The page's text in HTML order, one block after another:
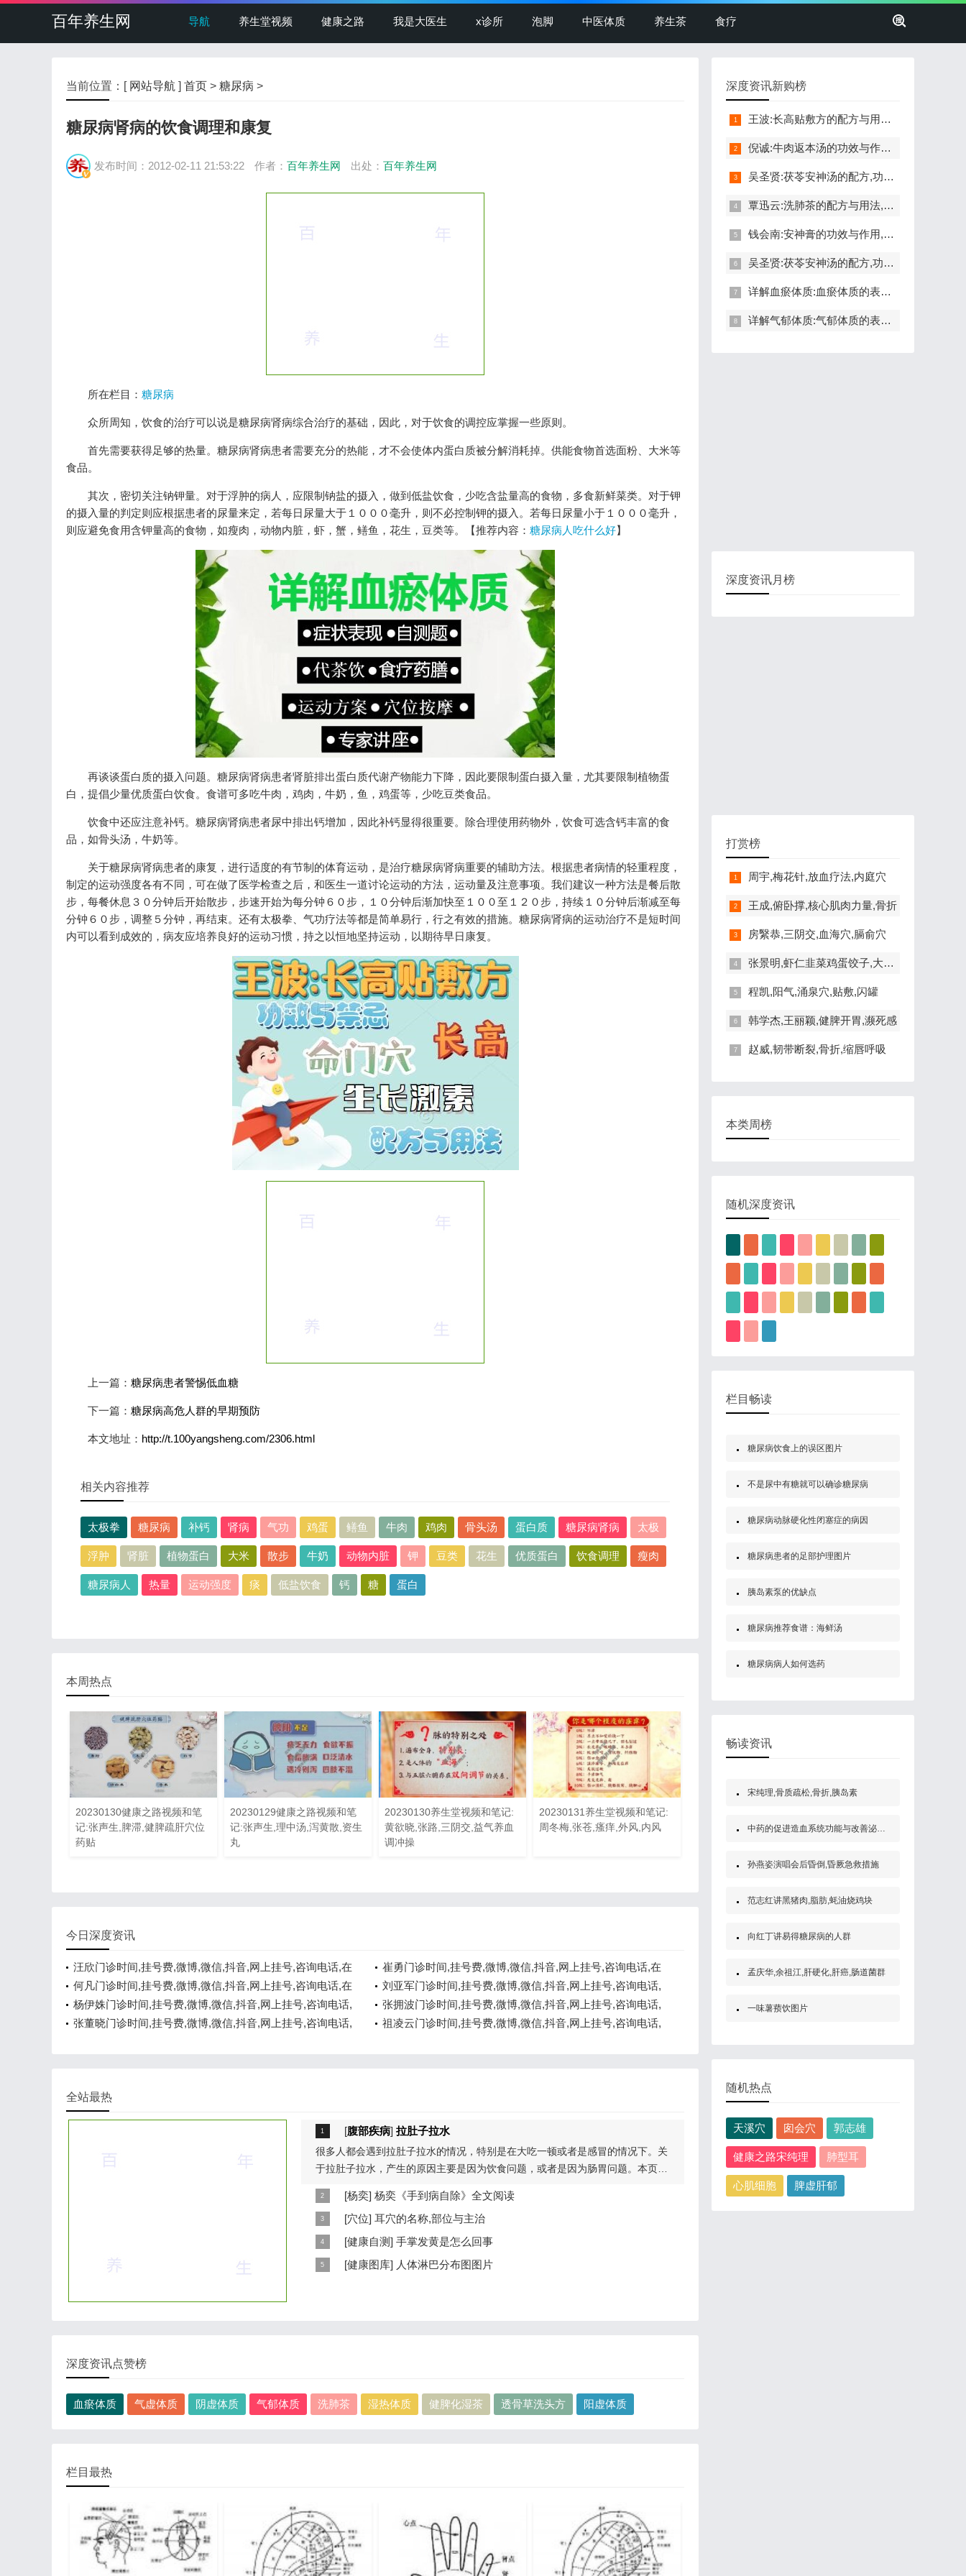
百年养生网 导航 养生堂视频 健康之路 我是大医生 x诊所 泡脚 中医体质 养生茶 食疗
当前位置：[ 网站导航 ] 首页 > 糖尿病 >
糖尿病肾病的饮食调理和康复
发布时间：2012-02-11 21:53:22 作者： 百年养生网 出处： 百年养生网
所在栏目： 糖尿病
众所周知，饮食的治疗可以说是糖尿病肾病综合治疗的基础，因此，对于饮食的调控应掌握一些原则。
首先需要获得足够的热量。糖尿病肾病患者需要充分的热能，才不会使体内蛋白质被分解消耗掉。供能食物首选面粉、大米等
食品。
其次，密切关注钠钾量。对于浮肿的病人，应限制钠盐的摄入，做到低盐饮食，少吃含盐量高的食物，多食新鲜菜类。对于钾
的摄入量的判定则应根据患者的尿量来定，若每日尿量大于１０００毫升，则不必控制钾的摄入。若每日尿量小于１０００毫升，
则应避免食用含钾量高的食物，如瘦肉，动物内脏，虾，蟹，鳝鱼，花生，豆类等。【推荐内容： 糖尿病人吃什么好】
再谈谈蛋白质的摄入问题。糖尿病肾病患者肾脏排出蛋白质代谢产物能力下降，因此要限制蛋白摄入量，尤其要限制植物蛋
白，提倡少量优质蛋白饮食。食谱可多吃牛肉，鸡肉，牛奶，鱼，鸡蛋等，少吃豆类食品。
饮食中还应注意补钙。糖尿病肾病患者尿中排出钙增加，因此补钙显得很重要。除合理使用药物外，饮食可选含钙丰富的食
品，如骨头汤，牛奶等。
关于糖尿病肾病患者的康复，进行适度的有节制的体育运动，是治疗糖尿病肾病重要的辅助方法。根据患者病情的轻重程度，
制定的运动强度各有不同，可在做了医学检查之后，和医生一道讨论运动的方法，运动量及注意事项。我们建议一种方法是餐后散
步，每餐休息３０分钟后开始散步，步速开始为每分钟６０步，１０分钟后渐加快至１００至１２０步，持续１０分钟后渐减至每
分钟６０步，调整５分钟，再结束。还有太极拳、气功疗法等都是简单易行，行之有效的措施。糖尿病肾病的运动治疗不是短时间
内可以看到成效的，病友应培养良好的运动习惯，持之以恒地坚持运动，以期待早日康复。
上一篇： 糖尿病患者警惕低血糖
下一篇： 糖尿病高危人群的早期预防
本文地址： http://t.100yangsheng.com/2306.html
相关内容推荐
太极拳 糖尿病 补钙 肾病 气功 鸡蛋 鳝鱼 牛肉 鸡肉 骨头汤 蛋白质 糖尿病肾病 太极
浮肿 肾脏 植物蛋白 大米 散步 牛奶 动物内脏 钾 豆类 花生 优质蛋白 饮食调理 瘦肉
糖尿病人 热量 运动强度 痰 低盐饮食 钙 糖 蛋白
本周热点
20230130健康之路视频和笔
记:张声生,脾滞,健脾疏肝穴位
药贴
20230129健康之路视频和笔
记:张声生,理中汤,泻黄散,资生
丸
20230130养生堂视频和笔记:
黄欲晓,张路,三阴交,益气养血
调冲操
20230131养生堂视频和笔记:
周冬梅,张苍,瘙痒,外风,内风
今日深度资讯
汪欣门诊时间,挂号费,微博,微信,抖音,网上挂号,咨询电话,在
线咨询
崔勇门诊时间,挂号费,微博,微信,抖音,网上挂号,咨询电话,在
线咨询
何凡门诊时间,挂号费,微博,微信,抖音,网上挂号,咨询电话,在
线咨询
刘亚军门诊时间,挂号费,微博,微信,抖音,网上挂号,咨询电话,
在线咨询
杨伊姝门诊时间,挂号费,微博,微信,抖音,网上挂号,咨询电话,
在线咨询
张拥波门诊时间,挂号费,微博,微信,抖音,网上挂号,咨询电话,
在线咨询
张董晓门诊时间,挂号费,微博,微信,抖音,网上挂号,咨询电话,
祖凌云门诊时间,挂号费,微博,微信,抖音,网上挂号,咨询电话,
全站最热
[腹部疾病] 拉肚子拉水
很多人都会遇到拉肚子拉水的情况，特别是在大吃一顿或者是感冒的情况下。关
于拉肚子拉水，产生的原因主要是因为饮食问题，或者是因为肠胃问题。本页
[杨奕] 杨奕《手到病自除》全文阅读
本页提供杨奕手到病自除全文阅读。包括完整目录、共计6大章，66个小节的详
细内容。涉及到全身的各个反射区，以及自然疗法、反射区疗法、食疗等。另
外...
[穴位] 耳穴的名称,部位与主治
耳穴在耳郭的分布有一定规律，耳穴在耳郭的分布犹如一个倒置在子宫内的胎
儿，头部朝下，臀部朝上。其分布的规律是，与面颊相应的穴位在耳垂；与上肢
相...
[健康自测] 手掌发黄是怎么回事
手掌发黄，一般是血管内血液不充盈或是皮肤营养不良的表现，这种情况通常是
[健康图库] 人体淋巴分布图图片
深度资讯点赞榜
血瘀体质 气虚体质 阴虚体质 气郁体质 洗肺茶 湿热体质 健脾化湿茶 透骨草洗头方 阳虚体质
栏目最热
深度资讯新购榜
王波:长高贴敷方的配方与用法,功效与禁忌,长高,命门穴,生长激素
倪诚:牛肉返本汤的功效与作用,做法,小孩孕妇能吃吗,补气,健脾
吴圣贤:茯苓安神汤的配方,功效与作用,怎么做,不适合的人,失眠
覃迅云:洗肺茶的配方与用法,功效与禁忌,戒烟,抗雾霾,调咽炎,排痰
钱会南:安神膏的功效与作用,做法,小孩孕妇能吃吗,助眠,安神
吴圣贤:茯苓安神汤的配方,功效与作用,怎么做,不适合的人,失眠
详解血瘀体质:血瘀体质的表现症状,自测题,怎么调理,食疗药膳
详解气郁体质:气郁体质的表现症状,自测题,怎么调理,食疗药膳
深度资讯月榜
打赏榜
周宇,梅花针,放血疗法,内庭穴
王成,俯卧撑,核心肌肉力量,骨折
房繄恭,三阴交,血海穴,膈俞穴
张景明,虾仁韭菜鸡蛋饺子,大寒养生
程凯,阳气,涌泉穴,贴敷,闪罐
韩学杰,王丽颖,健脾开胃,濒死感
赵威,韧带断裂,骨折,缩唇呼吸
本类周榜
随机深度资讯
栏目畅读
糖尿病饮食上的误区图片
不是尿中有糖就可以确诊糖尿病
糖尿病动脉硬化性闭塞症的病因
糖尿病患者的足部护理图片
胰岛素泵的优缺点
糖尿病推荐食谱：海鲜汤
糖尿病病人如何选药
畅读资讯
宋纯理,骨质疏松,骨折,胰岛素
中药的促进造血系统功能与改善泌尿系统功能及改善呼吸系统功能
孙燕姿演唱会后昏倒,昏厥急救措施
范志红讲黑猪肉,脂肪,蚝油烧鸡块
向红丁讲易得糖尿病的人群
孟庆华,余祖江,肝硬化,肝癌,肠道菌群
一味薯蓣饮图片
随机热点
天溪穴 囱会穴 郭志雄
健康之路宋纯理 肺型耳
心肌细胞 脾虚肝郁